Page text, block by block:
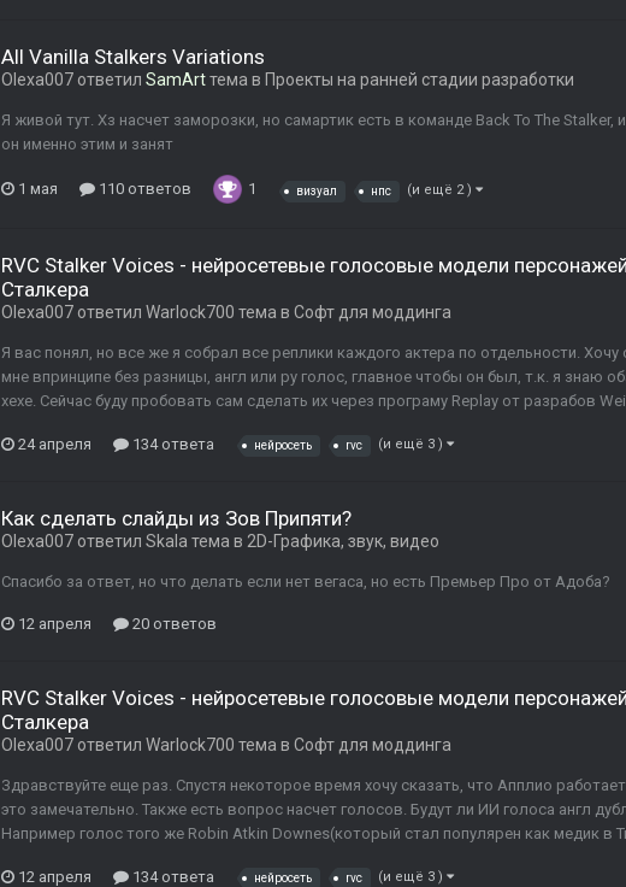
All Vanilla Stalkers Variations
Olexa007 ответил SamArtтема в Проекты на ранней стадии разработки
Я живой тут. Хз насчет заморозки, но самартик есть в команде Back To The Stalker,
он именно этим и занят
1 мая 110 ответов 1 визуал нпс (и ещё 2 )
RVC Stalker Voices - нейросетевые голосовые модели персонажей
Сталкера
Olexa007 ответил Warlock700 тема в Софт для моддинга
Я вас понял, но все же я собрал все реплики каждого актера по отдельности. Хочу
мне впринципе без разницы, англ или ру голос, главное чтобы он был, т.к. я знаю
хехе. Сейчас буду пробовать сам сделать их через програму Replay от разрабов
24 апреля 134 ответа нейросеть rvc (и ещё 3 )
Как сделать слайды из Зов Припяти?
Olexa007 ответил Skala тема в 2D-Графика, звук, видео
Спасибо за ответ, но что делать если нет вегаса, но есть Премьер Про от Адоба?
12 апреля 20 ответов
RVC Stalker Voices - нейросетевые голосовые модели персонажей
Сталкера
Olexa007 ответил Warlock700 тема в Софт для моддинга
Здравствуйте еще раз. Спустя некоторое время хочу сказать, что Апплио
это замечательно. Также есть вопрос насчет голосов. Будут ли ИИ голоса англ
Например голос того же Robin Atkin Downes(который стал популярен как медик в
12 апреля 134 ответа нейросеть rvc (и ещё 3 )